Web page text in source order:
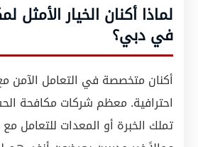
لماذا أكنان الخيار الأمثل
في دبي؟
أكنان متخصصة في التعامل الآمن مع
احترافية. معظم شركات مكافحة
تملك الخبرة أو المعدات للتعامل